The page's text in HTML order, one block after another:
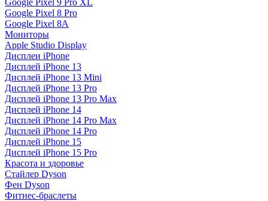
Google Pixel 9 Pro XL
Google Pixel 8 Pro
Google Pixel 8A
Мониторы
Apple Studio Display
Дисплеи iPhone
Дисплей iPhone 13
Дисплей iPhone 13 Mini
Дисплей iPhone 13 Pro
Дисплей iPhone 13 Pro Max
Дисплей iPhone 14
Дисплей iPhone 14 Pro Max
Дисплей iPhone 14 Pro
Дисплей iPhone 15
Дисплей iPhone 15 Pro
Красота и здоровье
Стайлер Dyson
Фен Dyson
Фитнес-браслеты